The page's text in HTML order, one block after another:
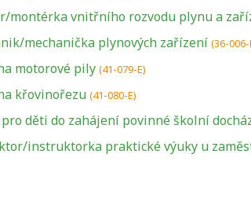
montérka vnitřního rozvodu plynu a
mechanička plynových zařízení (36-006-
motorové pily (41-079-E)
křovinořezu (41-080-E)
děti do zahájení povinné školní
instruktorka praktické výuky u
U